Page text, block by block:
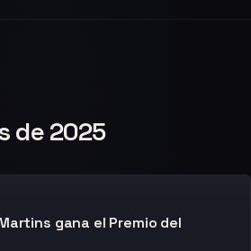
de 2025
gana el Premio del